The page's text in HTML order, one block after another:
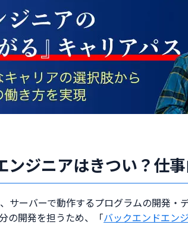
ンジニアはきつい？仕
サーバーで動作するプログラムの開発
の開発を担うため、「バックエンドエン